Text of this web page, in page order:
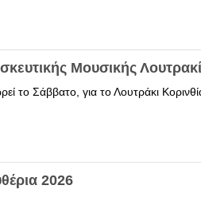
Μουσικής
Σάββατο, για το Λουτράκι
2026